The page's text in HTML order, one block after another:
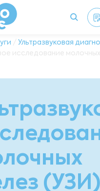
/ Ультразвуковая
исследование
(УЗИ)